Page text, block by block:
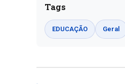
Tags
EDUCAÇÃO Geral